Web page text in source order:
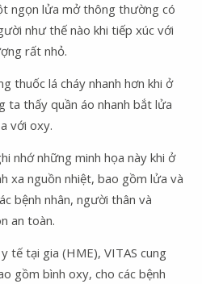
ngọn lửa mở thông thường có
như thế nào khi tiếp xúc với
rất nhỏ.
thuốc lá cháy nhanh hơn khi ở
ta thấy quần áo nhanh bắt lửa
với oxy.
nhớ những minh họa này khi ở
xa nguồn nhiệt, bao gồm lửa và
bệnh nhân, người thân và
an toàn.
tế tại gia (HME), VITAS cung
gồm bình oxy, cho các bệnh